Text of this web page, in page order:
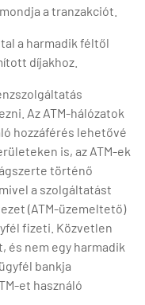
a tranzakciót.
a harmadik féltől
díjakhoz.
Az ATM-hálózatok
hozzáférés lehetővé
is, az ATM-ek
történő
a szolgáltatást
(ATM-üzemeltető)
fizeti. Közvetlen
és nem egy harmadik
bankja
et használó